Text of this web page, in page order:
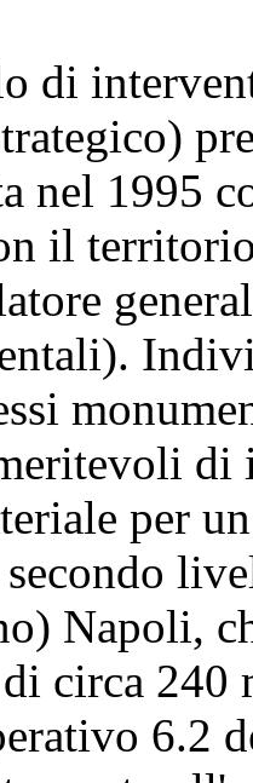
di
nel 1995
il
di
per
Napoli,
circa
6.2